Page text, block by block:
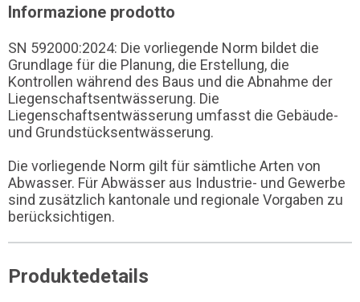
Informazione prodotto
SN 592000:2024: Die vorliegende Norm bildet die
Grundlage für die Planung, die Erstellung, die
Kontrollen während des Baus und die Abnahme der
Liegenschaftsentwässerung. Die
Liegenschaftsentwässerung umfasst die Gebäude-
und Grundstücksentwässerung.
Die vorliegende Norm gilt für sämtliche Arten von
Abwasser. Für Abwässer aus Industrie- und Gewerbe
sind zusätzlich kantonale und regionale Vorgaben zu
berücksichtigen.
Produktedetails